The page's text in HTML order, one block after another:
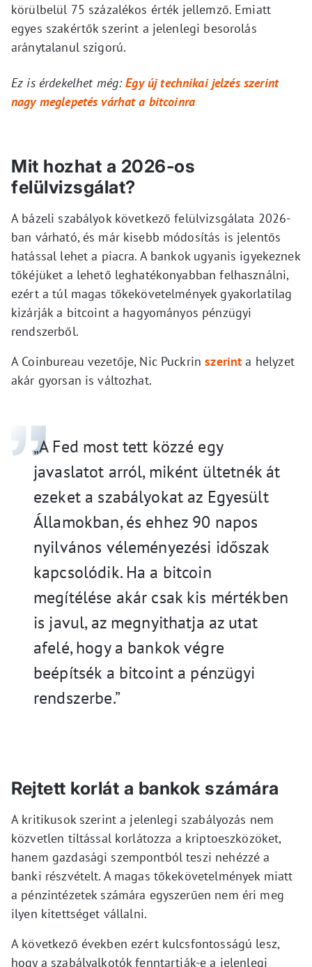
körülbelül 75 százalékos érték jellemző. Emiatt
egyes szakértők szerint a jelenlegi besorolás
aránytalanul szigorú.
Ez is érdekelhet még:Egy új technikai jelzés szerint
nagy meglepetés várhat a bitcoinra
Mit hozhat a 2026-os
felülvizsgálat?
A bázeli szabályok következő felülvizsgálata 2026-
ban várható, és már kisebb módosítás is jelentős
hatással lehet a piacra. A bankok ugyanis igyekeznek
tőkéjüket a lehető leghatékonyabban felhasználni,
ezért a túl magas tőkekövetelmények gyakorlatilag
kizárják a bitcoint a hagyományos pénzügyi
rendszerből.
A Coinbureau vezetője, Nic Puckrinszerint a helyzet
akár gyorsan is változhat.
„A Fed most tett közzé egy
javaslatot arról, miként ültetnék át
ezeket a szabályokat az Egyesült
Államokban, és ehhez 90 napos
nyilvános véleményezési időszak
kapcsolódik. Ha a bitcoin
megítélése akár csak kis mértékben
is javul, az megnyithatja az utat
afelé, hogy a bankok végre
beépítsék a bitcoint a pénzügyi
rendszerbe.”
Rejtett korlát a bankok számára
A kritikusok szerint a jelenlegi szabályozás nem
közvetlen tiltással korlátozza a kriptoeszközöket,
hanem gazdasági szempontból teszi nehézzé a
banki részvételt. A magas tőkekövetelmények miatt
a pénzintézetek számára egyszerűen nem éri meg
ilyen kitettséget vállalni.
A következő években ezért kulcsfontosságú lesz,
hogy a szabályalkotók fenntartják-e a jelenlegi